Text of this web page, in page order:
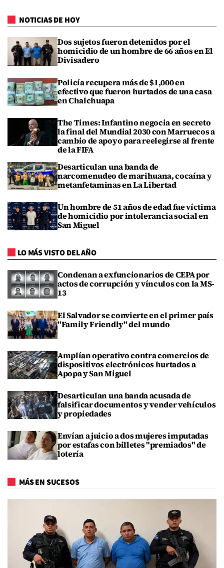
NOTICIAS DE HOY
Dos sujetos fueron detenidos por el
homicidio de un hombre de 66 años en El
Divisadero
Policía recupera más de $1,000 en
efectivo que fueron hurtados de una casa
en Chalchuapa
The Times: Infantino negocia en secreto
la final del Mundial 2030 con Marruecos a
cambio de apoyo para reelegirse al frente
de la FIFA
Desarticulan una banda de
narcomenudeo de marihuana, cocaína y
metanfetaminas en La Libertad
Un hombre de 51 años de edad fue víctima
de homicidio por intolerancia social en
San Miguel
LO MÁS VISTO DEL AÑO
Condenan a exfuncionarios de CEPA por
actos de corrupción y vínculos con la MS-
13
El Salvador se convierte en el primer país
"Family Friendly" del mundo
Amplían operativo contra comercios de
dispositivos electrónicos hurtados a
Apopa y San Miguel
Desarticulan una banda acusada de
falsificar documentos y vender vehículos
y propiedades
Envían a juicio a dos mujeres imputadas
por estafas con billetes "premiados" de
lotería
MÁS EN SUCESOS